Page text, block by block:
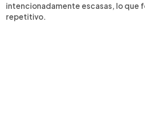
intencionadamente escasas, lo que
repetitivo.